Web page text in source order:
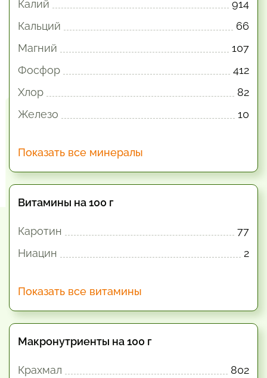
Калий
914
Кальций
66
Магний
107
Фосфор
412
Хлор
82
Железо
10
Показать все минералы
Витамины на 100 г
Каротин
77
Ниацин
2
Показать все витамины
Макронутриенты на 100 г
Крахмал
802